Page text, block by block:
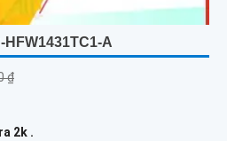
A
₫
2k .